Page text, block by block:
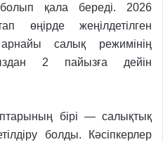
қала береді. 2026
өңірде жеңілдетілген
арнайы салық режимінің
2 пайызға дейін
бірі — салықтық
болды. Кәсіпкерлер